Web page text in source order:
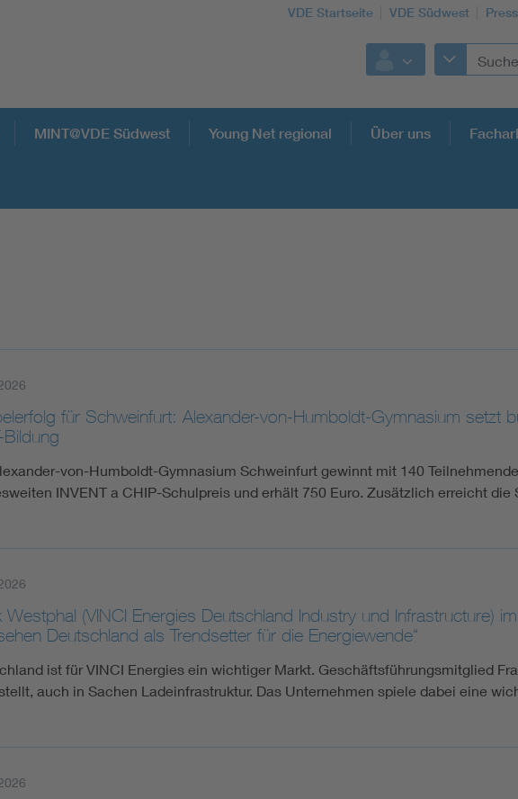
VDE Startseite VDE Südwest
MINT@VDE Südwest Young Net regional Über uns
für Schweinfurt: Alexander-von-Humboldt-Gymnasium setzt
Bildung
von-Humboldt-Gymnasium Schweinfurt gewinnt mit 140
INVENT a CHIP-Schulpreis und erhält 750 Euro. Zusätzlich erreicht
Westphal (VINCI Energies Deutschland Industry und Infrastructure)
Deutschland als Trendsetter für die Energiewende“
ist für VINCI Energies ein wichtiger Markt. Geschäftsführungsmitglied
auch in Sachen Ladeinfrastruktur. Das Unternehmen spiele dabei eine